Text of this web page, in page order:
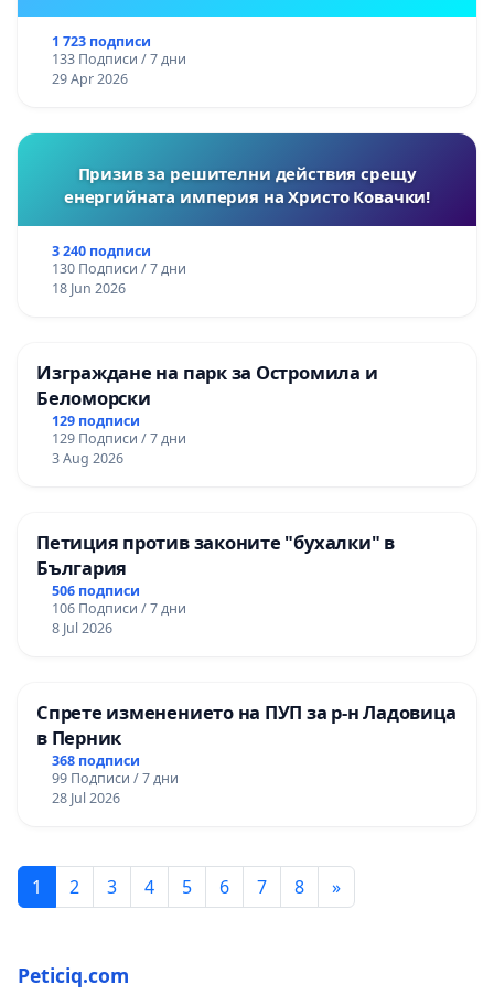
1 723 подписи
133 Подписи / 7 дни
29 Apr 2026
Призив за решителни действия срещу
енергийната империя на Христо Ковачки!
3 240 подписи
130 Подписи / 7 дни
18 Jun 2026
Изграждане на парк за Остромила и
Беломорски
129 подписи
129 Подписи / 7 дни
3 Aug 2026
Петиция против законите "бухалки" в
България
506 подписи
106 Подписи / 7 дни
8 Jul 2026
Спрете изменението на ПУП за р-н Ладовица
в Перник
368 подписи
99 Подписи / 7 дни
28 Jul 2026
1 2 3 4 5 6 7 8 »
Peticiq.com